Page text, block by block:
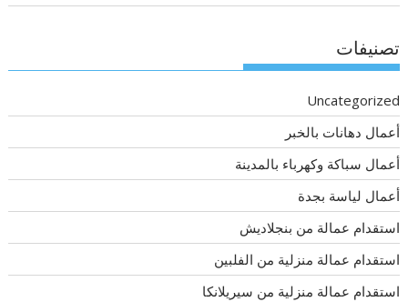
تصنيفات
Uncategorized
أعمال دهانات بالخبر
أعمال سباكة وكهرباء بالمدينة
أعمال لياسة بجدة
استقدام عمالة من بنجلاديش
استقدام عمالة منزلية من الفلبين
استقدام عمالة منزلية من سيريلانكا